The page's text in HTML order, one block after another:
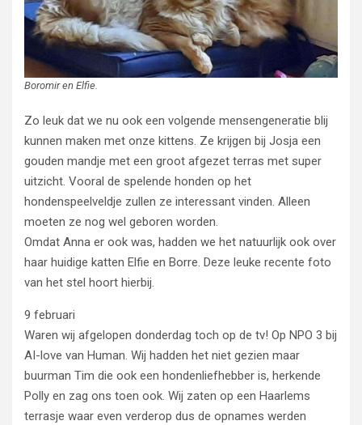
Boromir en Elfie.
Zo leuk dat we nu ook een volgende mensengeneratie blij
kunnen maken met onze kittens. Ze krijgen bij Josja een
gouden mandje met een groot afgezet terras met super
uitzicht. Vooral de spelende honden op het
hondenspeelveldje zullen ze interessant vinden. Alleen
moeten ze nog wel geboren worden.
Omdat Anna er ook was, hadden we het natuurlijk ook over
haar huidige katten Elfie en Borre. Deze leuke recente foto
van het stel hoort hierbij.
9 februari
Waren wij afgelopen donderdag toch op de tv! Op NPO 3 bij
AI-love van Human. Wij hadden het niet gezien maar
buurman Tim die ook een hondenliefhebber is, herkende
Polly en zag ons toen ook. Wij zaten op een Haarlems
terrasje waar even verderop dus de opnames werden